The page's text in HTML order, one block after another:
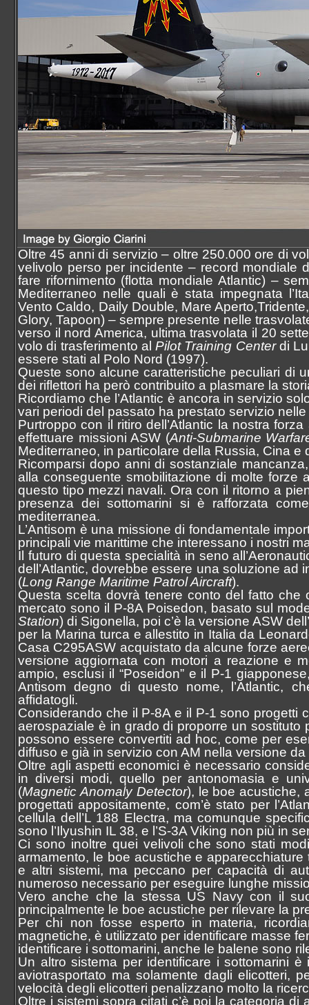
Oltre 45 anni di servizio – oltre 250.000 ore di
velivolo perso per incidente – record mondiale
fare rifornimento (flotta mondiale Atlantic) –
Mediterraneo nelle quali è stata impegnata
Vento Caldo, Daily Double, Mare
Glory, Tapoon) – sempre presente nelle
verso il nord America, ultima trasvolata il 20
volo di trasferimento al Pilot Training Centerdi
essere stati al Polo Nord (1997).
Queste sono alcune caratteristiche peculiari di
dei riflettori ha però contribuito a plasmare la
Ricordiamo che l’Atlantic è ancora in servizio
vari periodi del passato ha prestato servizio
Purtroppo con il ritiro dell’Atlantic la nostra
effettuare missioni ASW (Anti-Submarine
Mediterraneo, in particolare della Russia, Cina e
Ricomparsi dopo anni di sostanziale
alla conseguente smobilitazione di molte forze
questo tipo mezzi navali. Ora con il ritorno a
presenza dei sottomarini si è rafforzata
mediterranea.
L’Antisom è una missione di fondamentale
principali vie marittime che interessano i nostri
Il futuro di questa specialità in seno
dell’Atlantic, dovrebbe essere una soluzione
(Long Range Maritime Patrol Aircraft).
Questa scelta dovrà tenere conto del fatto
mercato sono il P-8A Poisedon, basato sul
Station) di Sigonella, poi c’è la versione ASW
per la Marina turca e allestito in Italia da
Casa C295ASW acquistato da alcune forze
versione aggiornata con motori a reazione e
ampio, esclusi il “Poseidon” e il P-1
Antisom degno di questo nome, l’Atlantic,
affidatogli.
Considerando che il P-8A e il P-1 sono progetti
aerospaziale è in grado di proporre un
possono essere convertiti ad hoc, come per
diffuso e già in servizio con AM nella versione
Oltre agli aspetti economici è necessario
in diversi modi, quello per antonomasia e
(Magnetic Anomaly Detector), le boe acustiche,
progettati appositamente, com’è stato per
cellula dell’L 188 Electra, ma comunque
sono l’Ilyushin IL 38, e l’S-3A Viking non più in
Ci sono inoltre quei velivoli che sono stati
armamento, le boe acustiche e
e altri sistemi, ma peccano per capacità di
numeroso necessario per eseguire lunghe
Vero anche che la stessa US Navy con il
principalmente le boe acustiche per rilevare la
Per chi non fosse esperto in materia,
magnetiche, è utilizzato per identificare masse
identificare i sottomarini, anche le balene sono
Un altro sistema per identificare i sottomarini
aviotrasportato ma solamente dagli elicotteri,
velocità degli elicotteri penalizzano molto la
Oltre i sistemi sopra citati c’è poi la categoria